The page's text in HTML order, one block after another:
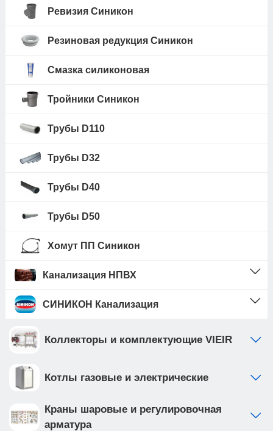
Ревизия Синикон
Резиновая редукция Синикон
Смазка силиконовая
Тройники Синикон
Трубы D110
Трубы D32
Трубы D40
Трубы D50
Хомут ПП Синикон
Канализация НПВХ
СИНИКОН Канализация
Коллекторы и комплектующие VIEIR
Котлы газовые и электрические
Краны шаровые и регулировочная
арматура